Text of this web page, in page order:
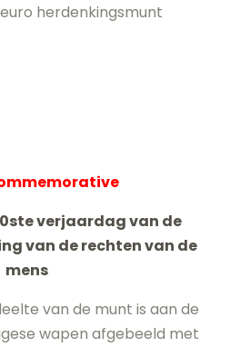
herdenkingsmunt
verjaardag van de
van de rechten van de
mens
van de munt is aan de
wapen afgebeeld met